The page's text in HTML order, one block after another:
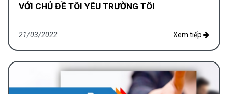
VỚI CHỦ ĐỀ TÔI YÊU TRƯỜNG TÔI
21/03/2022 Xem tiếp